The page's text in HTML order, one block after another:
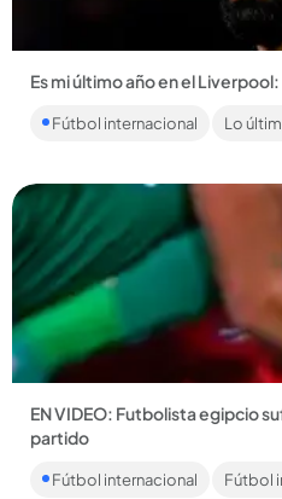
Es mi último año en el
renovado con los Reds y
Fútbol internacional Lo
EN VIDEO: Futbolista egipcio
partido
Fútbol internacional Fútbol